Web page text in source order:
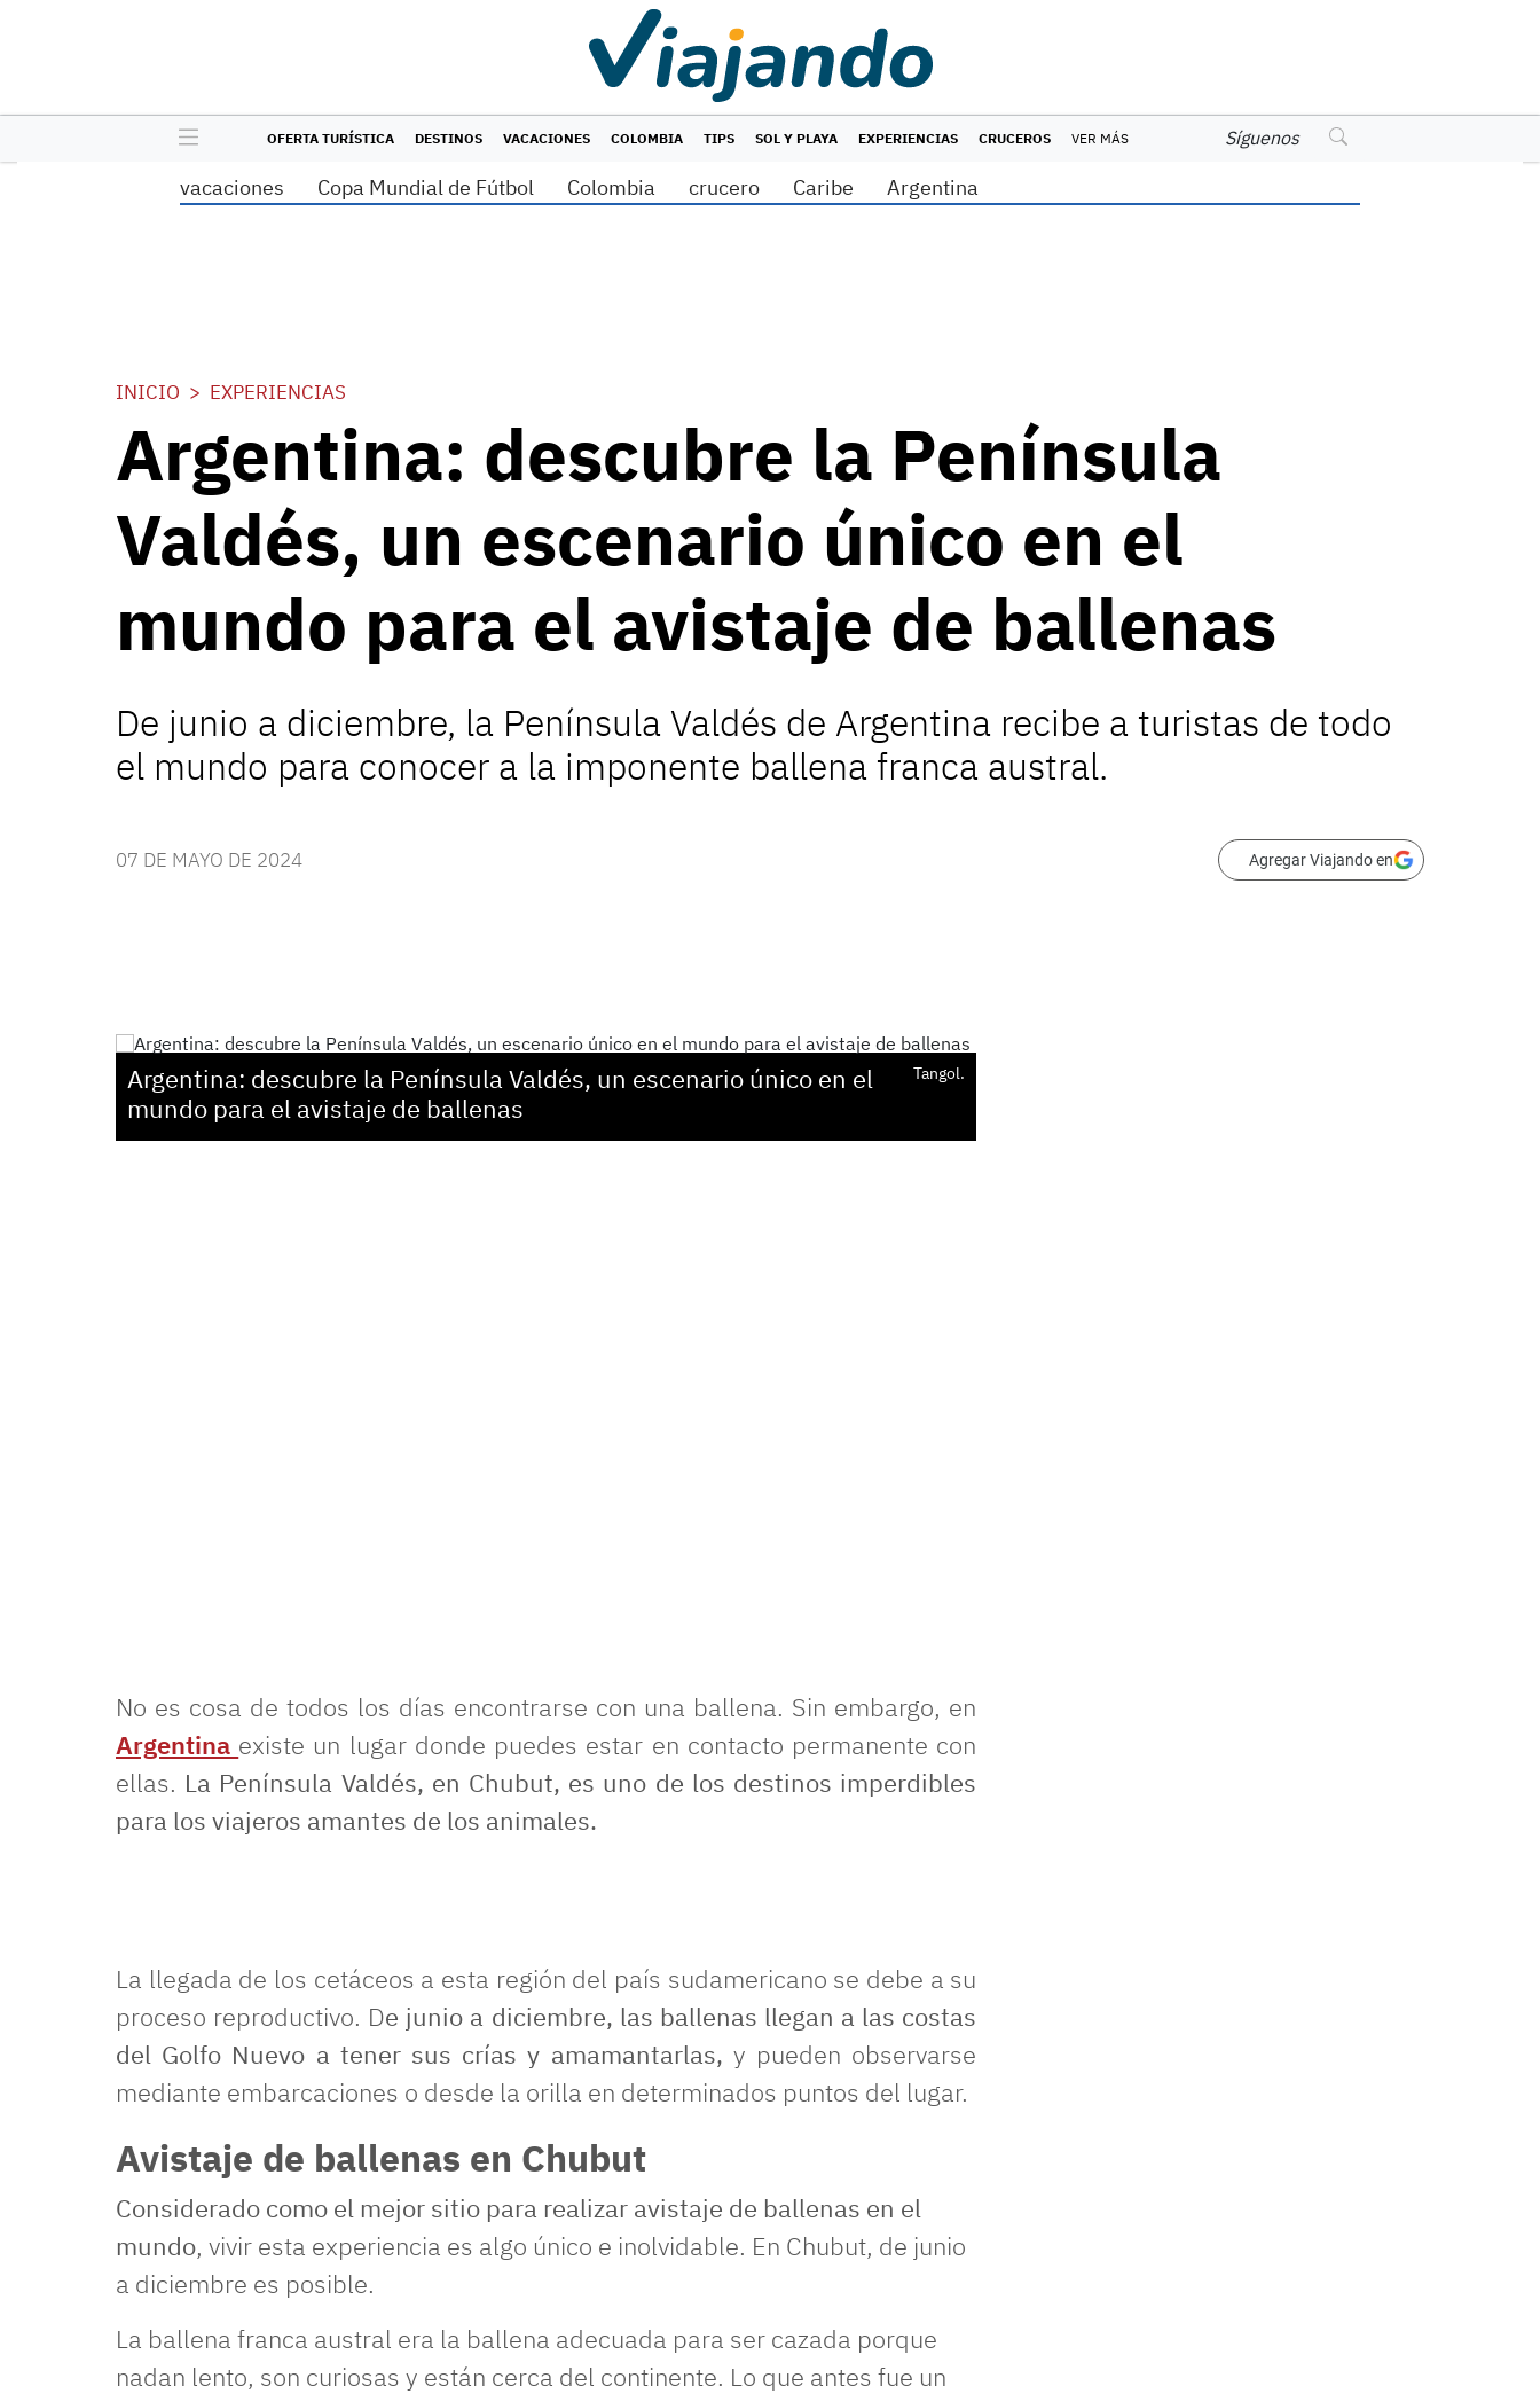
OFERTA TURÍSTICA DESTINOS VACACIONES COLOMBIA TIPS SOL Y PLAYA EXPERIENCIAS CRUCEROS VER MÁS Síguenos
vacaciones Copa Mundial de Fútbol Colombia crucero Caribe Argentina
INICIO EXPERIENCIAS
Argentina: descubre la Península
Valdés, un escenario único en el
mundo para el avistaje de ballenas
De junio a diciembre, la Península Valdés de Argentina recibe a turistas de todo
el mundo para conocer a la imponente ballena franca austral.
07 DE MAYO DE 2024 Agregar Viajando en
Argentina: descubre la Península Valdés, un escenario único en el
mundo para el avistaje de ballenas
Tangol.
No es cosa de todos los días encontrarse con una ballena. Sin embargo, en
Argentina existe un lugar donde puedes estar en contacto permanente con
ellas. La Península Valdés, en Chubut, es uno de los destinos imperdibles
para los viajeros amantes de los animales.
La llegada de los cetáceos a esta región del país sudamericano se debe a su
proceso reproductivo. De junio a diciembre, las ballenas llegan a las costas
del Golfo Nuevo a tener sus crías y amamantarlas, y pueden observarse
mediante embarcaciones o desde la orilla en determinados puntos del lugar.
Avistaje de ballenas en Chubut
Considerado como el mejor sitio para realizar avistaje de ballenas en el
mundo, vivir esta experiencia es algo único e inolvidable. En Chubut, de junio
a diciembre es posible.
La ballena franca austral era la ballena adecuada para ser cazada porque
nadan lento, son curiosas y están cerca del continente. Lo que antes fue un